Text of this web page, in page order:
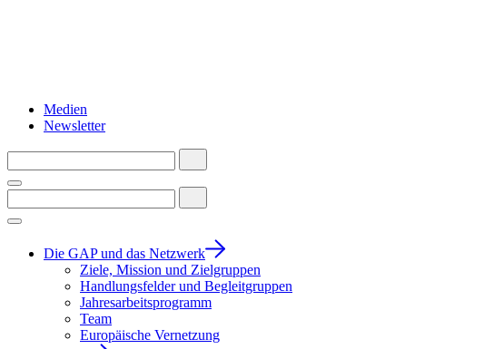
Medien
Newsletter
Die GAP und das Netzwerk
Ziele, Mission und Zielgruppen
Handlungsfelder und Begleitgruppen
Jahresarbeitsprogramm
Team
Europäische Vernetzung